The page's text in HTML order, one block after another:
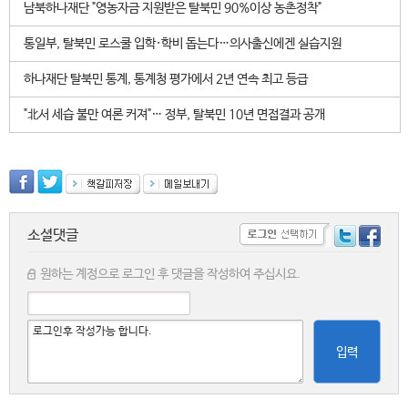
남북하나재단 "영농자금 지원받은 탈북민 90%이상 농촌정착"
통일부, 탈북민 로스쿨 입학·학비 돕는다…의사출신에겐 실습지원
하나재단 탈북민 통계, 통계청 평가에서 2년 연속 최고 등급
"北서 세습 불만 여론 커져"… 정부, 탈북민 10년 면접결과 공개
소셜댓글
원하는 계정으로 로그인 후 댓글을 작성하여 주십시요.
입력